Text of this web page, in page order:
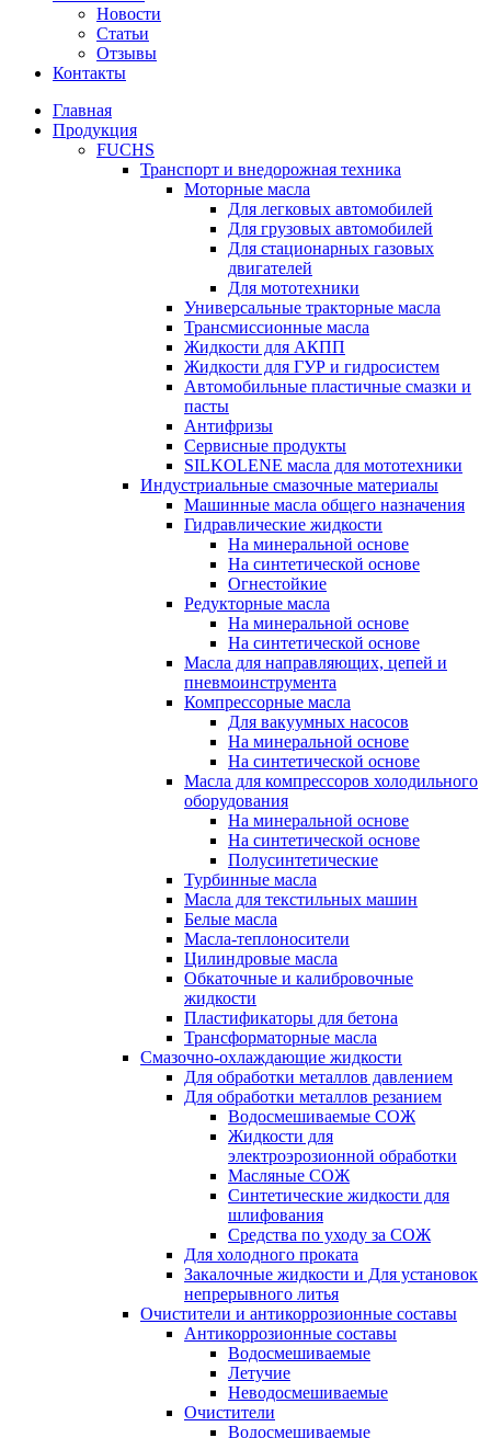
Новости
Статьи
Отзывы
Контакты
Главная
Продукция
FUCHS
Транспорт и внедорожная техника
Моторные масла
Для легковых автомобилей
Для грузовых автомобилей
Для стационарных газовых
двигателей
Для мототехники
Универсальные тракторные масла
Трансмиссионные масла
Жидкости для АКПП
Жидкости для ГУР и гидросистем
Автомобильные пластичные смазки и
пасты
Антифризы
Сервисные продукты
SILKOLENE масла для мототехники
Индустриальные смазочные материалы
Машинные масла общего назначения
Гидравлические жидкости
На минеральной основе
На синтетической основе
Огнестойкие
Редукторные масла
На минеральной основе
На синтетической основе
Масла для направляющих, цепей и
пневмоинструмента
Компрессорные масла
Для вакуумных насосов
На минеральной основе
На синтетической основе
Масла для компрессоров холодильного
оборудования
На минеральной основе
На синтетической основе
Полусинтетические
Турбинные масла
Масла для текстильных машин
Белые масла
Масла-теплоносители
Цилиндровые масла
Обкаточные и калибровочные
жидкости
Пластификаторы для бетона
Трансформаторные масла
Смазочно-охлаждающие жидкости
Для обработки металлов давлением
Для обработки металлов резанием
Водосмешиваемые СОЖ
Жидкости для
электроэрозионной обработки
Масляные СОЖ
Синтетические жидкости для
шлифования
Средства по уходу за СОЖ
Для холодного проката
Закалочные жидкости и Для установок
непрерывного литья
Очистители и антикоррозионные составы
Антикоррозионные составы
Водосмешиваемые
Летучие
Неводосмешиваемые
Очистители
Водосмешиваемые